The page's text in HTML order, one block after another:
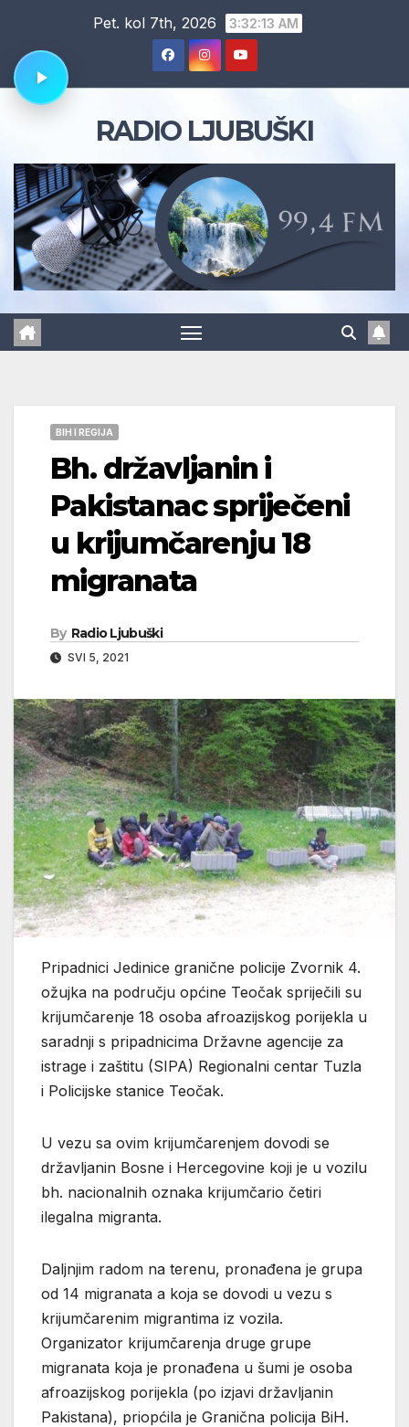
content
Pet. kol 7th, 2026 3:32:14 AM
RADIO LJUBUŠKI
BIH I REGIJA
Bh. državljanin i
Pakistanac spriječeni
u krijumčarenju 18
migranata
By Radio Ljubuški
SVI 5, 2021
Pripadnici Jedinice granične policije Zvornik 4.
ožujka na području općine Teočak spriječili su
krijumčarenje 18 osoba afroazijskog porijekla u
saradnji s pripadnicima Državne agencije za
istrage i zaštitu (SIPA) Regionalni centar Tuzla
i Policijske stanice Teočak.
U vezu sa ovim krijumčarenjem dovodi se
državljanin Bosne i Hercegovine koji je u vozilu
bh. nacionalnih oznaka krijumčario četiri
ilegalna migranta.
Daljnjim radom na terenu, pronađena je grupa
od 14 migranata a koja se dovodi u vezu s
krijumčarenim migrantima iz vozila.
Organizator krijumčarenja druge grupe
migranata koja je pronađena u šumi je osoba
afroazijskog porijekla (po izjavi državljanin
Pakistana), priopćila je Granična policija BiH.